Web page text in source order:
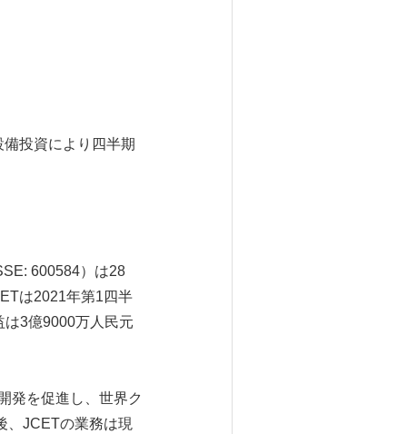
投資により四半期
600584）は28
は2021年第1四半
3億9000万人民元
発を促進し、世界ク
、JCETの業務は現